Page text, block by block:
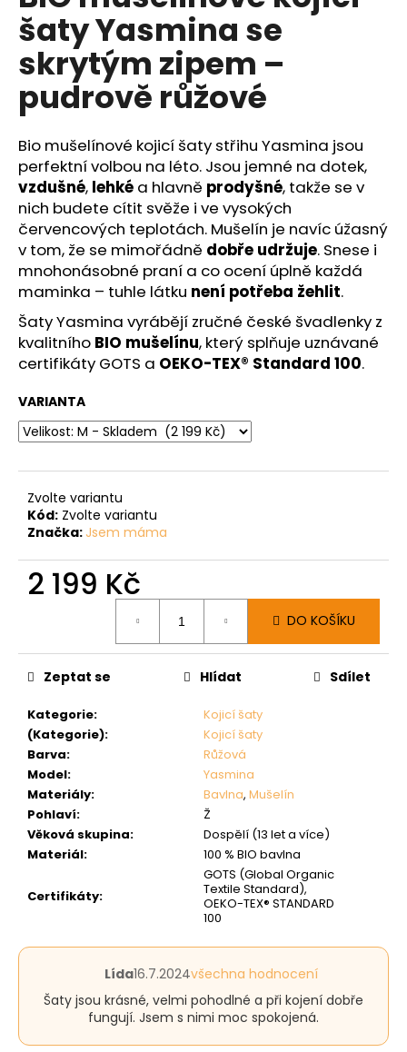
5,0
z
5
hvězdiček.
šaty Yasmina se
skrytým zipem –
pudrově růžové
Bio mušelínové kojicí šaty střihu Yasmina jsou
perfektní volbou na léto. Jsou jemné na dotek,
vzdušné, lehké a hlavně prodyšné, takže se v
nich budete cítit svěže i ve vysokých
červencových teplotách. Mušelín je navíc úžasný
v tom, že se mimořádně dobře udržuje. Snese i
mnohonásobné praní a co ocení úplně každá
maminka – tuhle látku není potřeba žehlit.
Šaty Yasmina vyrábějí zručné české švadlenky z
kvalitního BIO mušelínu, který splňuje uznávané
certifikáty GOTS a OEKO-TEX® Standard 100.
VARIANTA
Zvolte variantu
Kód: Zvolte variantu
Značka: Jsem máma
2 199 Kč
DO KOŠÍKU
Kategorie:
Kojicí šaty
(Kategorie):
Kojicí šaty
Barva:
Růžová
Model:
Yasmina
Materiály: Bavlna, Mušelín
Pohlaví:
Ž
Věková skupina:
Dospělí (13 let a více)
Materiál: 100 % BIO bavlna
Certifikáty:
GOTS (Global Organic
Textile Standard),
OEKO-TEX® STANDARD
100
Zeptat se Hlídat Sdílet
Hodnocení
je
5
z
Lída16.7.2024všechna hodnocení
Šaty jsou krásné, velmi pohodlné a při kojení dobře
fungují. Jsem s nimi moc spokojená.
u
j
e
m
e